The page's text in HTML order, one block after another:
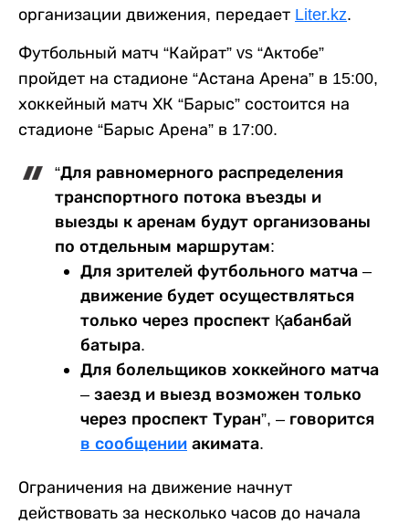
организации движения, передает Liter.kz.
Футбольный матч “Кайрат” vs “Актобе”
пройдет на стадионе “Астана Арена” в 15:00,
хоккейный матч ХК “Барыс” состоится на
стадионе “Барыс Арена” в 17:00.
“Для равномерного распределения
транспортного потока въезды и
выезды к аренам будут организованы
по отдельным маршрутам:
Для зрителей футбольного матча –
движение будет осуществляться
только через проспект Қабанбай
батыра.
Для болельщиков хоккейного матча
– заезд и выезд возможен только
через проспект Туран”, – говорится
в сообщении акимата.
Ограничения на движение начнут
действовать за несколько часов до начала